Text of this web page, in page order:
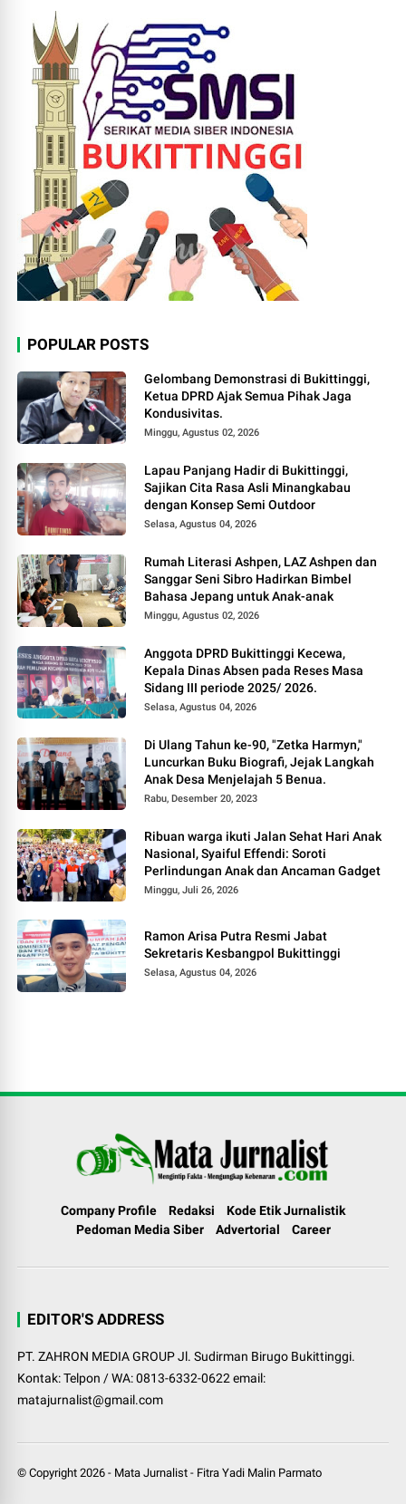
POPULAR POSTS
Gelombang Demonstrasi di Bukittinggi,
Ketua DPRD Ajak Semua Pihak Jaga
Kondusivitas.
Minggu, Agustus 02, 2026
Lapau Panjang Hadir di Bukittinggi,
Sajikan Cita Rasa Asli Minangkabau
dengan Konsep Semi Outdoor
Selasa, Agustus 04, 2026
Rumah Literasi Ashpen, LAZ Ashpen dan
Sanggar Seni Sibro Hadirkan Bimbel
Bahasa Jepang untuk Anak-anak
Minggu, Agustus 02, 2026
Anggota DPRD Bukittinggi Kecewa,
Kepala Dinas Absen pada Reses Masa
Sidang III periode 2025/ 2026.
Selasa, Agustus 04, 2026
Di Ulang Tahun ke-90, "Zetka Harmyn,"
Luncurkan Buku Biografi, Jejak Langkah
Anak Desa Menjelajah 5 Benua.
Rabu, Desember 20, 2023
Ribuan warga ikuti Jalan Sehat Hari Anak
Nasional, Syaiful Effendi: Soroti
Perlindungan Anak dan Ancaman Gadget
Minggu, Juli 26, 2026
Ramon Arisa Putra Resmi Jabat
Sekretaris Kesbangpol Bukittinggi
Selasa, Agustus 04, 2026
Company Profile Redaksi
Kode Etik Jurnalistik
Pedoman Media Siber
Advertorial Career
EDITOR'S ADDRESS
PT. ZAHRON MEDIA GROUP Jl. Sudirman Birugo Bukittinggi.
Kontak: Telpon / WA: 0813-6332-0622 email:
matajurnalist@gmail.com
© Copyright2026 - Mata Jurnalist - Fitra Yadi Malin Parmato